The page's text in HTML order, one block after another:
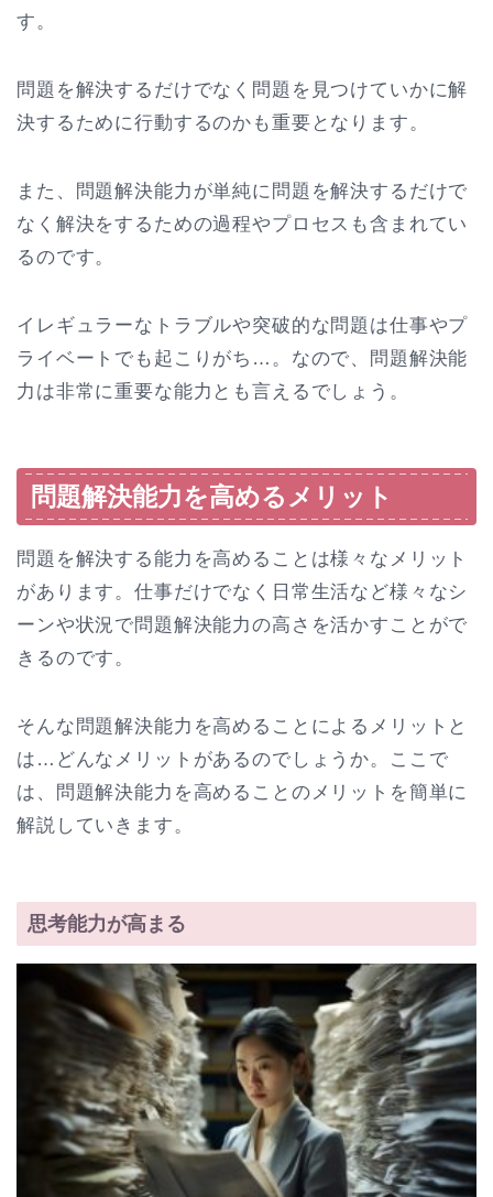
す。
問題を解決するだけでなく問題を見つけていかに解
決するために行動するのかも重要となります。
また、問題解決能力が単純に問題を解決するだけで
なく解決をするための過程やプロセスも含まれてい
るのです。
イレギュラーなトラブルや突破的な問題は仕事やプ
ライベートでも起こりがち…。なので、問題解決能
力は非常に重要な能力とも言えるでしょう。
問題解決能力を高めるメリット
問題を解決する能力を高めることは様々なメリット
があります。仕事だけでなく日常生活など様々なシ
ーンや状況で問題解決能力の高さを活かすことがで
きるのです。
そんな問題解決能力を高めることによるメリットと
は…どんなメリットがあるのでしょうか。ここで
は、問題解決能力を高めることのメリットを簡単に
解説していきます。
思考能力が高まる